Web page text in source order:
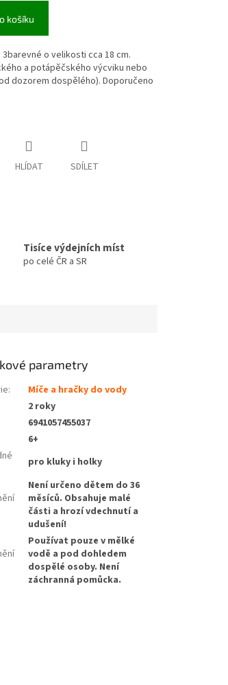
košíku
o velikosti cca 18 cm.
a potápěčského výcviku nebo
dozorem dospělého). Doporučeno
HLÍDAT SDÍLET
Tisíce výdejních míst
po celé ČR a SR
parametry
:
Míče a hračky do vody
2 roky
6941057455037
6+
pro kluky i holky
Není určeno dětem do 36
měsíců. Obsahuje malé
části a hrozí vdechnutí a
udušení!
Používat pouze v mělké
vodě a pod dohledem
dospělé osoby. Není
záchranná pomůcka.